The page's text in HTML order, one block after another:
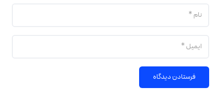
فرستادن دیدگاه